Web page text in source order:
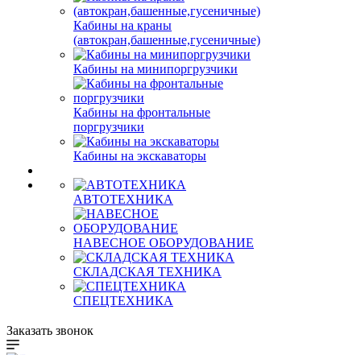
Кабины на краны
(автокран,башенные,гусеничные)
Кабины на минипоргрузчики
Кабины на фронтальные
поргрузчики
Кабины на экскаваторы
АВТОТЕХНИКА
НАВЕСНОЕ ОБОРУДОВАНИЕ
СКЛАДСКАЯ ТЕХНИКА
СПЕЦТЕХНИКА
Заказать звонок